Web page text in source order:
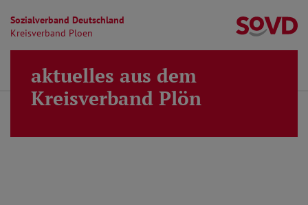
Sozialverband Deutschland
Kreisverband Ploen
Direkt zu den Inhalten springen
MENÜ
aktuelles aus dem
Kreisverband Plön